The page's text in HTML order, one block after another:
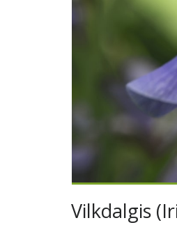
Vilkdalgis